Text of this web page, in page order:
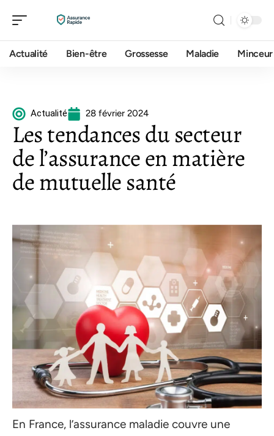
Actualité Bien-être Grossesse Maladie Minceur
Actualité 28 février 2024
Les tendances du secteur
de l’assurance en matière
de mutuelle santé
En France, l’assurance maladie couvre une